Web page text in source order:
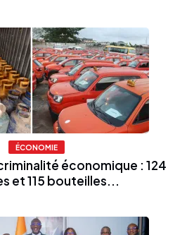
ÉCONOMIE
économique : 124
et 115 bouteilles...